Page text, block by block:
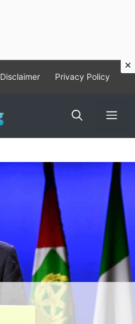
Disclaimer Privacy Policy